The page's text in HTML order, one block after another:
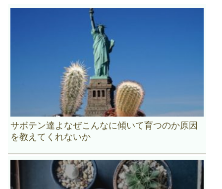
サボテン達よなぜこんなに傾いて育つのか原因
を教えてくれないか